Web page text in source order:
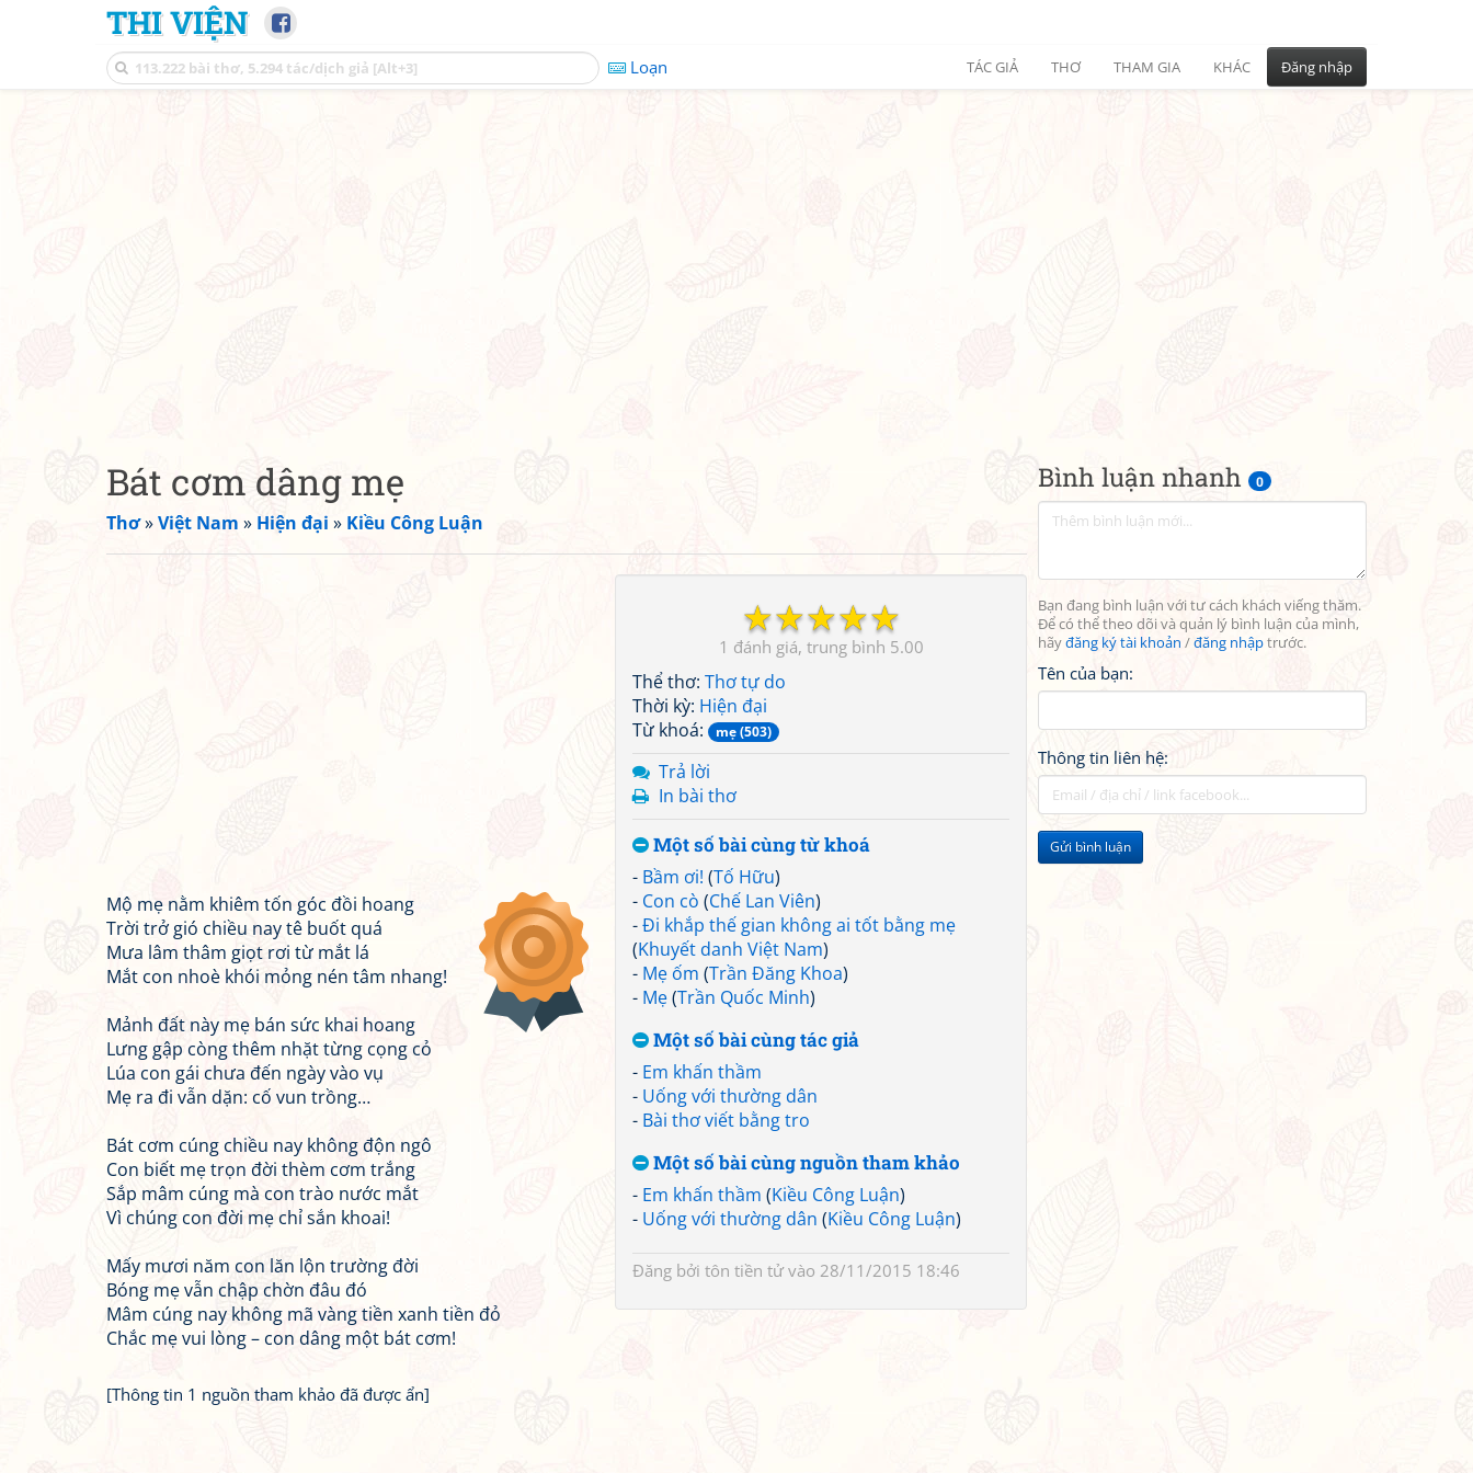
THI VIỆN
Loạn TÁC GIẢ THƠ THAM GIA KHÁC Đăng nhập
Bình luận nhanh 0
Bạn đang bình luận với tư cách khách viếng thăm.
Để có thể theo dõi và quản lý bình luận của mình,
hãyđăng ký tài khoản /đăng nhậptrước.
Tên của bạn:
Thông tin liên hệ:
Gửi bình luận
Bát cơm dâng mẹ
Thơ»Việt Nam » Hiện đại » Kiều Công Luận
☆
☆
☆
☆
☆
1 5.00
Thể thơ: Thơ tự do
Thời kỳ: Hiện đại
Từ khoá:
mẹ (503)
Trả lời
In bài thơ
Một số bài cùng từ khoá
- Bầm ơi! (Tố Hữu)
- Con cò (Chế Lan Viên)
-Đi khắp thế gian không ai tốt bằng mẹ
(Khuyết danh Việt Nam)
- Mẹ ốm (Trần Đăng Khoa)
- Mẹ(Trần Quốc Minh)
Một số bài cùng tác giả
- Em khấn thầm
- Uống với thường dân
- Bài thơ viết bằng tro
Một số bài cùng nguồn tham khảo
- Em khấn thầm (Kiều Công Luận)
- Uống với thường dân (Kiều Công Luận)
Đăng bởi tôn tiền tửvào 28/11/2015 18:46
Mộ mẹ nằm khiêm tốn góc đồi hoang
Trời trở gió chiều nay tê buốt quá
Mưa lâm thâm giọt rơi từ mắt lá
Mắt con nhoè khói mỏng nén tâm nhang!
Mảnh đất này mẹ bán sức khai hoang
Lưng gập còng thêm nhặt từng cọng cỏ
Lúa con gái chưa đến ngày vào vụ
Mẹ ra đi vẫn dặn: cố vun trồng…
Bát cơm cúng chiều nay không độn ngô
Con biết mẹ trọn đời thèm cơm trắng
Sắp mâm cúng mà con trào nước mắt
Vì chúng con đời mẹ chỉ sắn khoai!
Mấy mươi năm con lăn lộn trường đời
Bóng mẹ vẫn chập chờn đâu đó
Mâm cúng nay không mã vàng tiền xanh tiền đỏ
Chắc mẹ vui lòng – con dâng một bát cơm!
[Thông tin 1 nguồn tham khảo đã được ẩn]